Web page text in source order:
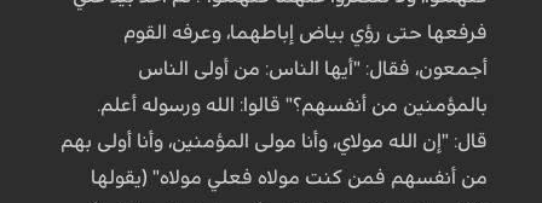
فرفعها حتى رؤي بياض إباطهما، وعرفه القوم
أجمعون، فقال: "أيها الناس: من أولى الناس
بالمؤمنين من أنفسهم؟" قالوا: الله ورسوله أعلم.
قال: "إن الله مولاي، وأنا مولى المؤمنين، وأنا أولى بهم
من أنفسهم فمن كنت مولاه فعلي مولاه" (يقولها